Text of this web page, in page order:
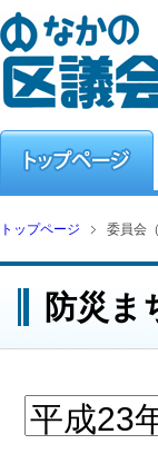
トップページ 委員会
防災ま